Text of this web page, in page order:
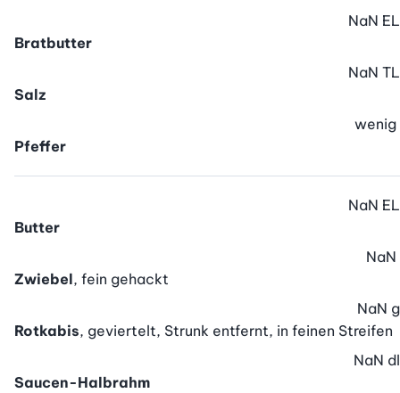
Bratbutter
NaN EL
Salz
NaN TL
Pfeffer
wenig
Butter
NaN EL
Zwiebel, fein gehackt
NaN
Rotkabis, geviertelt, Strunk entfernt, in feinen Streifen
NaN g
Saucen-Halbrahm
NaN dl